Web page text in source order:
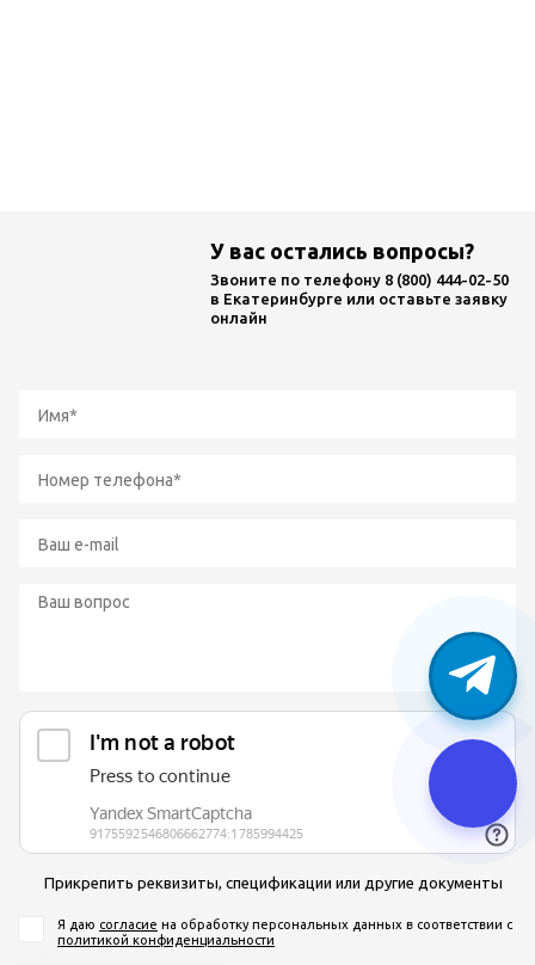
У вас остались вопросы?
Звоните по телефону 8 (800) 444-02-50
в Екатеринбурге или оставьте заявку
онлайн
Прикрепить реквизиты, спецификации или другие документы
Я даю согласие на обработку персональных данных в соответствии с
политикой конфиденциальности